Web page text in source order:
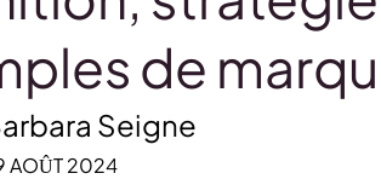
de
Seigne
AOÛT 2024